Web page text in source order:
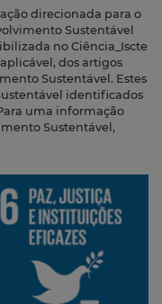
direcionada para o
Sustentável
no Ciência_Iscte
dos artigos
Sustentável. Estes
identificados
uma informação
Sustentável,